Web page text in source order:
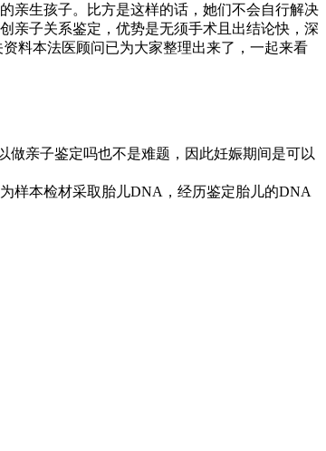
亲生孩子。比方是这样的话，她们不会自行解决
亲子关系鉴定，优势是无须手术且出结论快，深
料本法医顾问已为大家整理出来了，一起来看
亲子鉴定吗也不是难题，因此妊娠期间是可以
样本检材采取胎儿DNA，经历鉴定胎儿的DNA